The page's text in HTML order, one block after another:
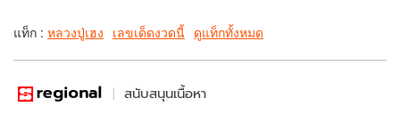
แท็ก : หลวงปู่เฮง เลขเด็ดงวดนี้ ดูแท็กทั้งหมด
สนับสนุนเนื้อหา